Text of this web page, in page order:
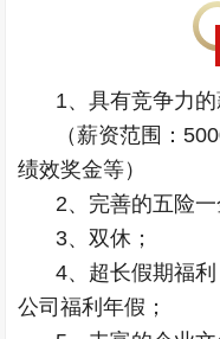
1、具有竞争力的
（薪资范围：
绩效奖金等）
2、完善的五险一
3、双休；
4、超长假期福
公司福利年假；